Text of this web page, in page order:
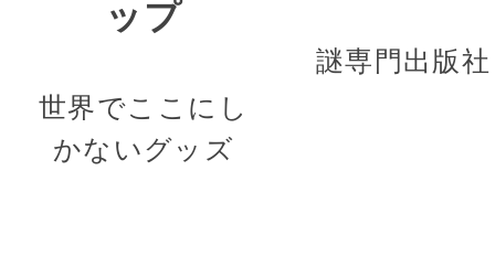
ップ
世界でここにし
かないグッズ
謎専門出版社